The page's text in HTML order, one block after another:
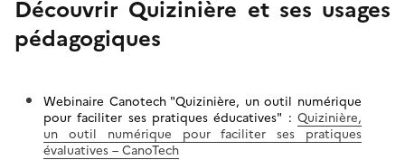
Découvrir Quizinière et ses usages
pédagogiques
Webinaire Canotech "Quizinière, un outil numérique
pour faciliter ses pratiques éducatives" :Quizinière,
un outil numérique pour faciliter ses pratiques
évaluatives – CanoTech